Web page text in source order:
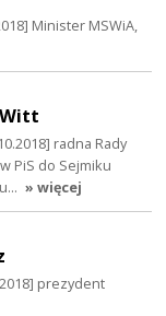
Minister MSWiA,
radna Rady
PiS do Sejmiku
» więcej
prezydent